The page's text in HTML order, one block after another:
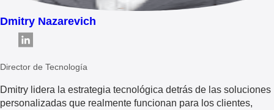
Dmitry Nazarevich
Director de Tecnología
Dmitry lidera la estrategia tecnológica detrás de las soluciones
personalizadas que realmente funcionan para los clientes,